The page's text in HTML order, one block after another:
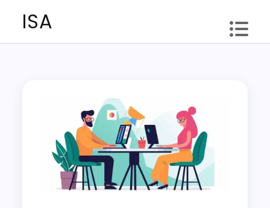
ISA